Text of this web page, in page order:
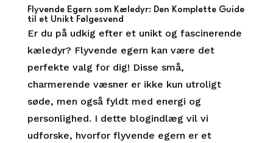
Flyvende Egern som Kæledyr: Den Komplette Guide
til et Unikt Følgesvend
Er du på udkig efter et unikt og fascinerende
kæledyr? Flyvende egern kan være det
perfekte valg for dig! Disse små,
charmerende væsner er ikke kun utroligt
søde, men også fyldt med energi og
personlighed. I dette blogindlæg vil vi
udforske, hvorfor flyvende egern er et